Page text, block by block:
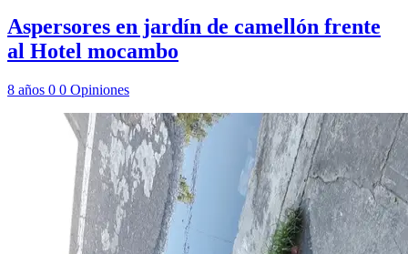
Aspersores en jardín de camellón frente
al Hotel mocambo
8 años 0 0 Opiniones